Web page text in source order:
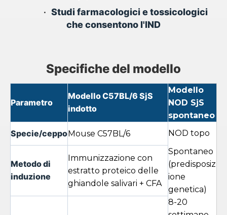
• Studi farmacologici e tossicologici
che consentono l'IND
Specifiche del modello
Parametro
Modello C57BL/6 SjS
indotto
Modello
NOD SjS
spontaneo
Specie/ceppoMouse C57BL/6 NOD topo
Metodo di
induzione
Immunizzazione con
estratto proteico delle
ghiandole salivari + CFA
Spontaneo
(predisposiz
ione
genetica)
8-20